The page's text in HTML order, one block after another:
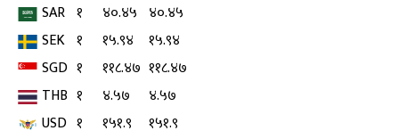
SAR १ ४०.४५ ४०.४५
SEK १ १५.९४
१५.९४
SGD १ ११८.४७ ११८.४७
THB १ ४.५७
४.५७
USD १ १५१.९
१५१.९